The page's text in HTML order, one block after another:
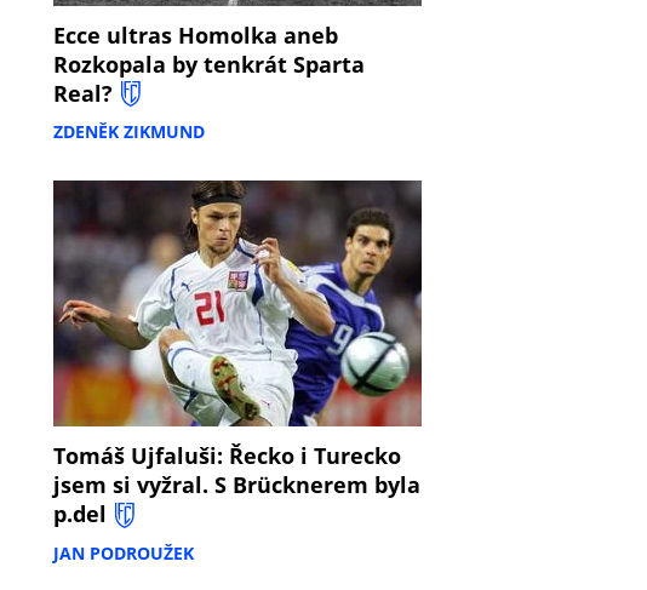
Ecce ultras Homolka aneb
Rozkopala by tenkrát Sparta
Real?
ZDENĚK ZIKMUND
Tomáš Ujfaluši: Řecko i Turecko
jsem si vyžral. S Brücknerem byla
p.del
JAN PODROUŽEK